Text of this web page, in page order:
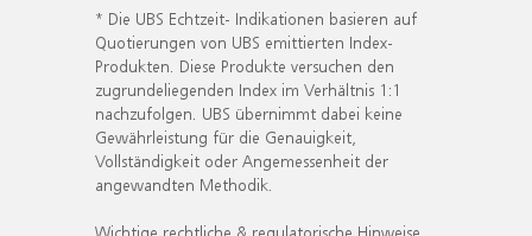
* Die UBS Echtzeit- Indikationen basieren auf
Quotierungen von UBS emittierten Index-
Produkten. Diese Produkte versuchen den
zugrundeliegenden Index im Verhältnis 1:1
nachzufolgen. UBS übernimmt dabei keine
Gewährleistung für die Genauigkeit,
Vollständigkeit oder Angemessenheit der
angewandten Methodik.